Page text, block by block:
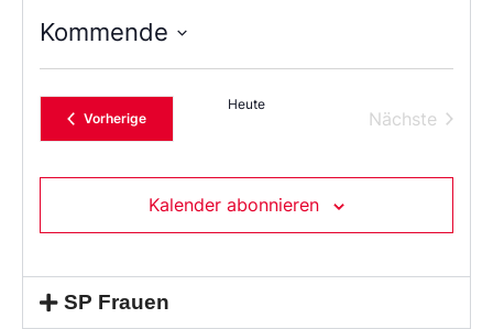
Kommende
das
DatumVorherigeVeranstaltungen
Heute
Nächste
Kalender abonnieren
SP Frauen